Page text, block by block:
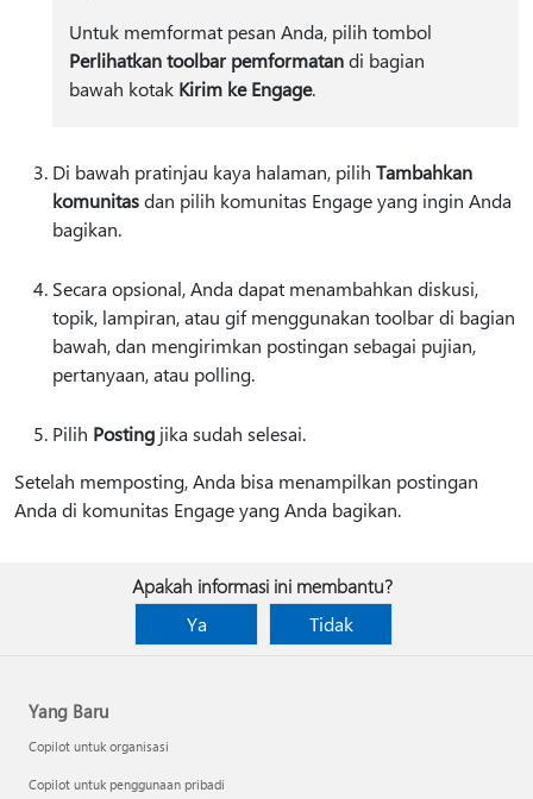
Untuk memformat pesan Anda, pilih tombol
Perlihatkan toolbar pemformatandi bagian
bawah kotak Kirim ke Engage.
Di bawah pratinjau kaya halaman, pilih Tambahkan
komunitasdan pilih komunitas Engage yang ingin Anda
bagikan.
Secara opsional, Anda dapat menambahkan diskusi,
topik, lampiran, atau gif menggunakan toolbar di bagian
bawah, dan mengirimkan postingan sebagai pujian,
pertanyaan, atau polling.
Pilih Posting jika sudah selesai.
Setelah memposting, Anda bisa menampilkan postingan
Anda di komunitas Engage yang Anda bagikan.
Apakah informasi ini membantu?
Ya
Tidak
Yang Baru
Copilot untuk organisasi
Copilot untuk penggunaan pribadi